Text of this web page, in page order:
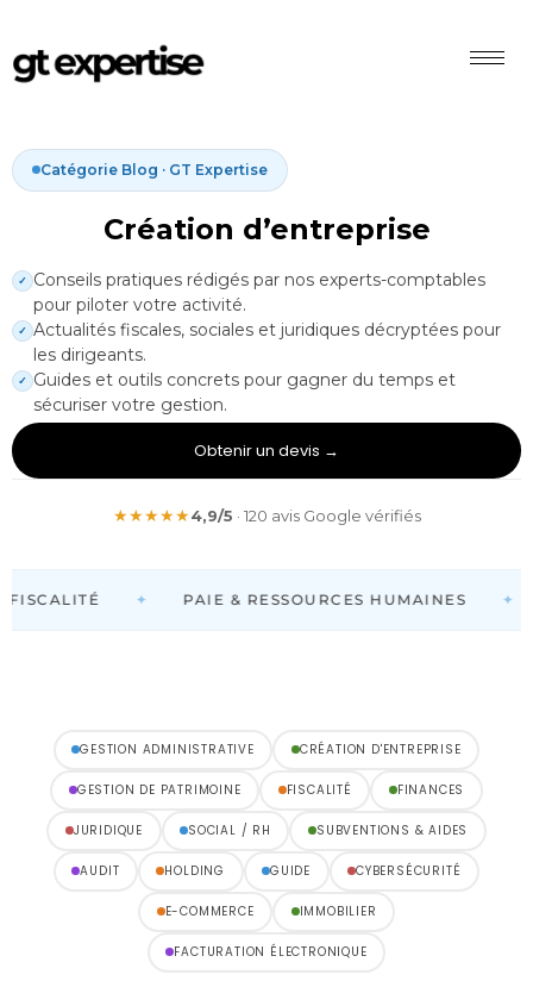
Catégorie Blog · GT Expertise
Création d’entreprise
✓
Conseils pratiques rédigés par nos experts-comptables
pour piloter votre activité.
✓ Actualités fiscales, sociales et juridiques décryptées pour
les dirigeants.
✓
Guides et outils concrets pour gagner du temps et
sécuriser votre gestion.
Obtenir un devis →
★★★★★4,9/5 · 120 avis Google vérifiés
✦ PAIE & RESSOURCES HUMAINES ✦
GESTION ADMINISTRATIVE CRÉATION D'ENTREPRISE
GESTION DE PATRIMOINE FISCALITÉ FINANCES
JURIDIQUE SOCIAL / RH SUBVENTIONS & AIDES
AUDIT HOLDING GUIDE CYBERSÉCURITÉ
E-COMMERCE IMMOBILIER
FACTURATION ÉLECTRONIQUE